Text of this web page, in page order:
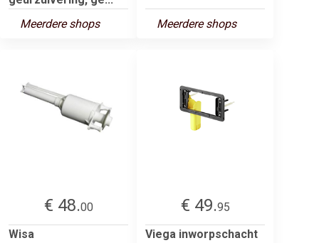
Meerdere shops
Meerdere shops
€ 48.00
Wisa
€ 49.95
Viega inworpschacht